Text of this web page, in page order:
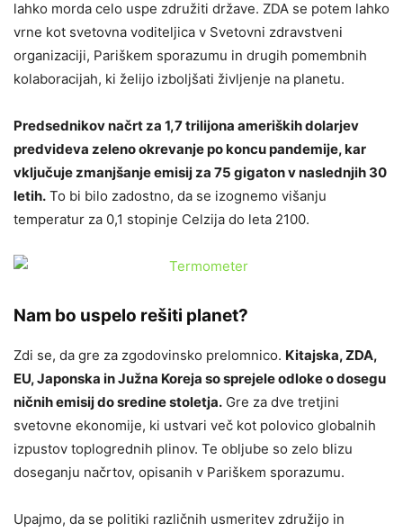
lahko morda celo uspe združiti države. ZDA se potem lahko
vrne kot svetovna voditeljica v Svetovni zdravstveni
organizaciji, Pariškem sporazumu in drugih pomembnih
kolaboracijah, ki želijo izboljšati življenje na planetu.
Predsednikov načrt za 1,7 trilijona ameriških dolarjev
predvideva zeleno okrevanje po koncu pandemije, kar
vključuje zmanjšanje emisij za 75 gigaton v naslednjih 30
letih. To bi bilo zadostno, da se izognemo višanju
temperatur za 0,1 stopinje Celzija do leta 2100.
Nam bo uspelo rešiti planet?
Zdi se, da gre za zgodovinsko prelomnico. Kitajska, ZDA,
EU, Japonska in Južna Koreja so sprejele odloke o dosegu
ničnih emisij do sredine stoletja. Gre za dve tretjini
svetovne ekonomije, ki ustvari več kot polovico globalnih
izpustov toplogrednih plinov. Te obljube so zelo blizu
doseganju načrtov, opisanih v Pariškem sporazumu.
Upajmo, da se politiki različnih usmeritev združijo in